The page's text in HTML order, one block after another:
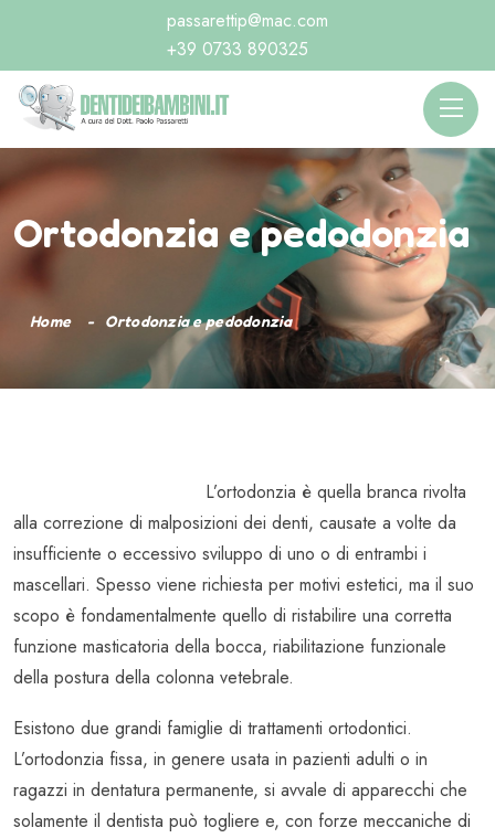
passarettip@mac.com
+39 0733 890325
Ortodonzia e pedodonzia
Home Ortodonzia e pedodonzia
L’ortodonzia è quella branca rivolta
alla correzione di malposizioni dei denti, causate a volte da
insufficiente o eccessivo sviluppo di uno o di entrambi i
mascellari. Spesso viene richiesta per motivi estetici, ma il suo
scopo è fondamentalmente quello di ristabilire una corretta
funzione masticatoria della bocca, riabilitazione funzionale
della postura della colonna vetebrale.
Esistono due grandi famiglie di trattamenti ortodontici.
L’ortodonzia fissa, in genere usata in pazienti adulti o in
ragazzi in dentatura permanente, si avvale di apparecchi che
solamente il dentista può togliere e, con forze meccaniche di